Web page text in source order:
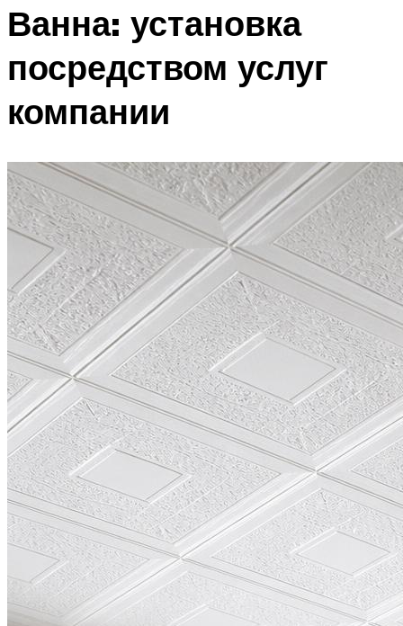
Ванна: установка
посредством услуг
компании